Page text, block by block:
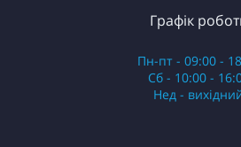
Графік
Пн-пт - 09:00 -
Сб - 10:00 -
Нед -